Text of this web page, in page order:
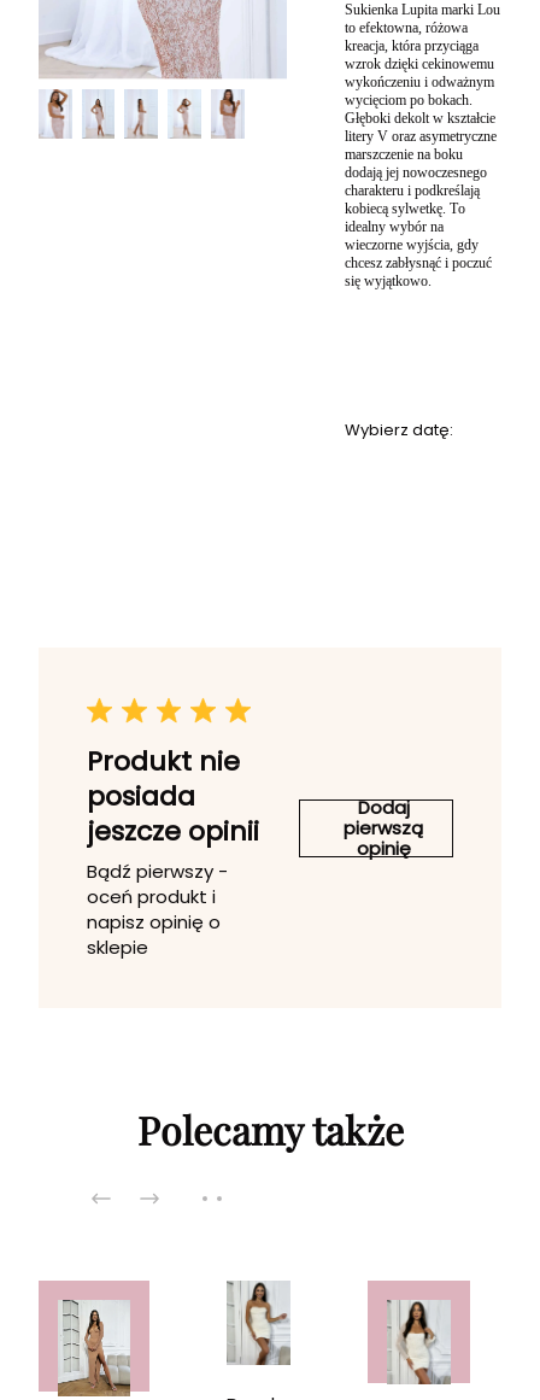
Sukienka Lupita marki Lou
to efektowna, różowa
kreacja, która przyciąga
wzrok dzięki cekinowemu
wykończeniu i odważnym
wycięciom po bokach.
Głęboki dekolt w kształcie
litery V oraz asymetryczne
marszczenie na boku
dodają jej nowoczesnego
charakteru i podkreślają
kobiecą sylwetkę. To
idealny wybór na
wieczorne wyjścia, gdy
chcesz zabłysnąć i poczuć
się wyjątkowo.
Wybierz datę:
Produkt nie
posiada
jeszcze opinii
Bądź pierwszy -
oceń produkt i
napisz opinię o
sklepie
Dodaj
pierwszą
opinię
Polecamy także